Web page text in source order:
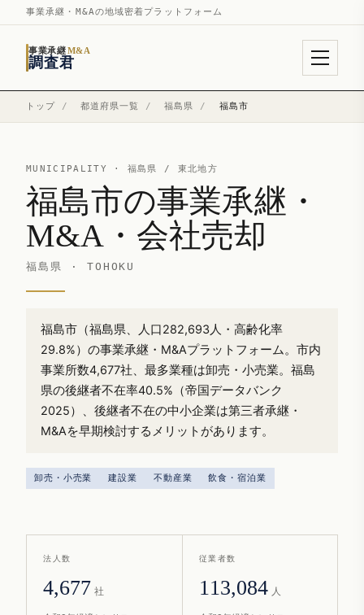
事業承継・M&Aの地域密着プラットフォーム
事業承継M&A
調査君
トップ / 都道府県一覧 / 福島県 / 福島市
MUNICIPALITY · 福島県 / 東北地方
福島市の事業承継・
M&A・会社売却
福島県 · TOHOKU
福島市（福島県、人口282,693人・高齢化率
29.8%）の事業承継・M&Aプラットフォーム。市内
事業所数4,677社、最多業種は卸売・小売業。福島
県の後継者不在率40.5%（帝国データバンク
2025）、後継者不在の中小企業は第三者承継・
M&Aを早期検討するメリットがあります。
卸売・小売業 建設業 不動産業 飲食・宿泊業
法人数
4,677 社
従業者数
113,084 人